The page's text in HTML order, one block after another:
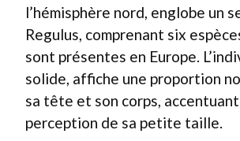
l’hémisphère nord, englobe un
Regulus, comprenant six
sont présentes en Europe.
solide, affiche une proportion
sa tête et son corps,
perception de sa petite taille.